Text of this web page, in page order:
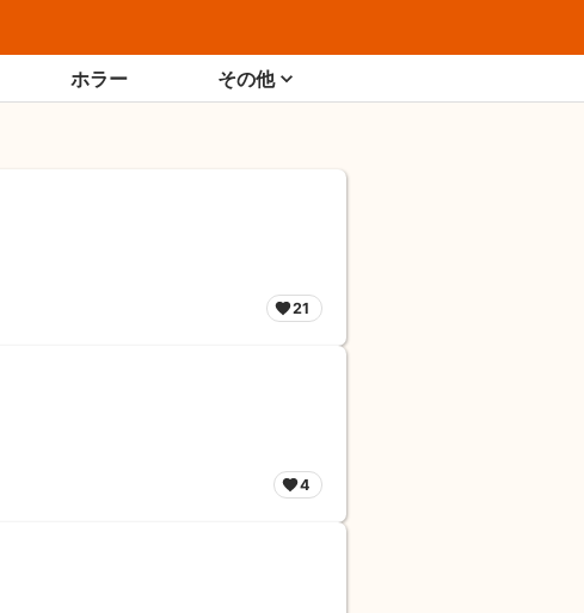
ホラー その他
21
4